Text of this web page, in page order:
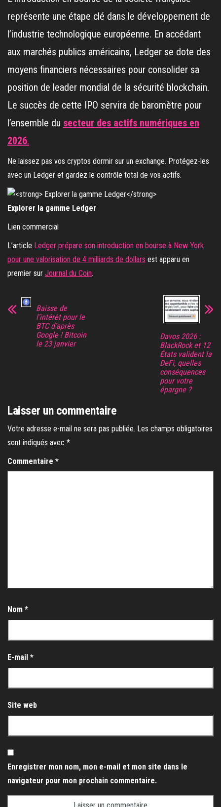
représente une étape clé dans le développement de
l’industrie technologique européenne. En accédant
aux marchés publics américains, Ledger se dote des
moyens financiers nécessaires pour consolider sa
position de leader mondial de la sécurité blockchain.
Le succès de cette IPO servira de baromètre pour
l’ensemble du secteur des actifs numériques en
2026.
Ne laissez pas vos cryptos dormir sur un exchange. Protégez-les
avec un Ledger et gardez le contrôle total de vos actifs.
Explorer la gamme Ledger
Lien commercial
L’article Ledger prépare son introduction en bourse à New York
pour une valorisation de 4 milliards de dollars est apparu en
premier sur Journal du Coin.
Baisse de
l’intérêt pour le
BTC d’après
Google ! Bitcoin
le 23 janvier
Davos 2026 :
BlackRock et 12
États valident la
DeFi, quelles
conséquences
pour votre
épargne ?
Laisser un commentaire
Votre adresse e-mail ne sera pas publiée. Les champs obligatoires
sont indiqués avec *
Commentaire *
Nom *
E-mail *
Site web
Enregistrer mon nom, mon e-mail et mon site dans le
navigateur pour mon prochain commentaire.